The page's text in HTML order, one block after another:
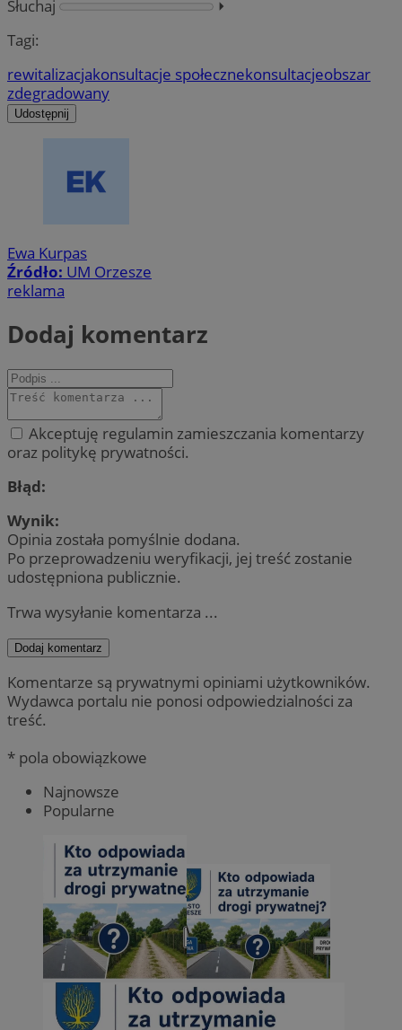
Słuchaj
⏵︎
Tagi:
rewitalizacjakonsultacje społecznekonsultacjeobszar
zdegradowany
Udostępnij
Ewa Kurpas
Źródło: UM Orzesze
reklama
Dodaj komentarz
Akceptuję regulamin zamieszczania komentarzy
oraz politykę prywatności.
Błąd:
Wynik:
Opinia została pomyślnie dodana.
Po przeprowadzeniu weryfikacji, jej treść zostanie
udostępniona publicznie.
Trwa wysyłanie komentarza ...
Dodaj komentarz
Komentarze są prywatnymi opiniami użytkowników.
Wydawca portalu nie ponosi odpowiedzialności za
treść.
* pola obowiązkowe
Najnowsze
Popularne